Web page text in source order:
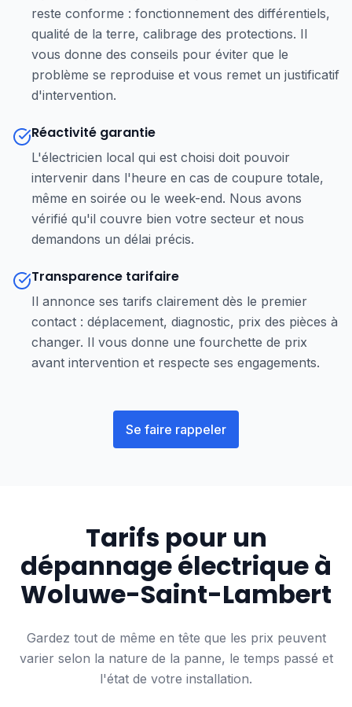
reste conforme : fonctionnement des différentiels,
qualité de la terre, calibrage des protections. Il
vous donne des conseils pour éviter que le
problème se reproduise et vous remet un justificatif
d'intervention.
Réactivité garantie
L'électricien local qui est choisi doit pouvoir
intervenir dans l'heure en cas de coupure totale,
même en soirée ou le week-end. Nous avons
vérifié qu'il couvre bien votre secteur et nous
demandons un délai précis.
Transparence tarifaire
Il annonce ses tarifs clairement dès le premier
contact : déplacement, diagnostic, prix des pièces à
changer. Il vous donne une fourchette de prix
avant intervention et respecte ses engagements.
Se faire rappeler
Tarifs pour un
dépannage électrique à
Woluwe-Saint-Lambert
Gardez tout de même en tête que les prix peuvent
varier selon la nature de la panne, le temps passé et
l'état de votre installation.